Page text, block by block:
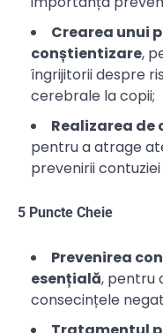
Crearea unui
conștientizare,
îngrijitorii despre
cerebrale la copii;
Realizarea
pentru a atrage
prevenirii
5 Puncte Cheie
Prevenirea
esențială, pentru
consecințele